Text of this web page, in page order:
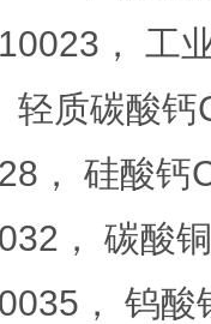
， 工
轻质碳酸
， 硅酸钙
， 碳酸
， 钨